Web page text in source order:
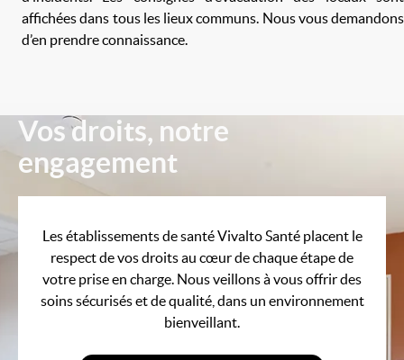
affichées dans tous les lieux communs. Nous vous demandons
d’en prendre connaissance.
Image
Vos droits, notre
engagement
Les établissements de santé Vivalto Santé placent le
respect de vos droits au cœur de chaque étape de
votre prise en charge. Nous veillons à vous offrir des
soins sécurisés et de qualité, dans un environnement
bienveillant.